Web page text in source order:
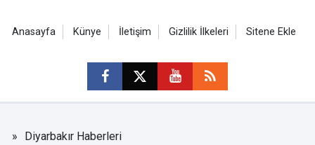
Anasayfa Künye İletişim Gizlilik İlkeleri Sitene Ekle
Diyarbakır Haberleri